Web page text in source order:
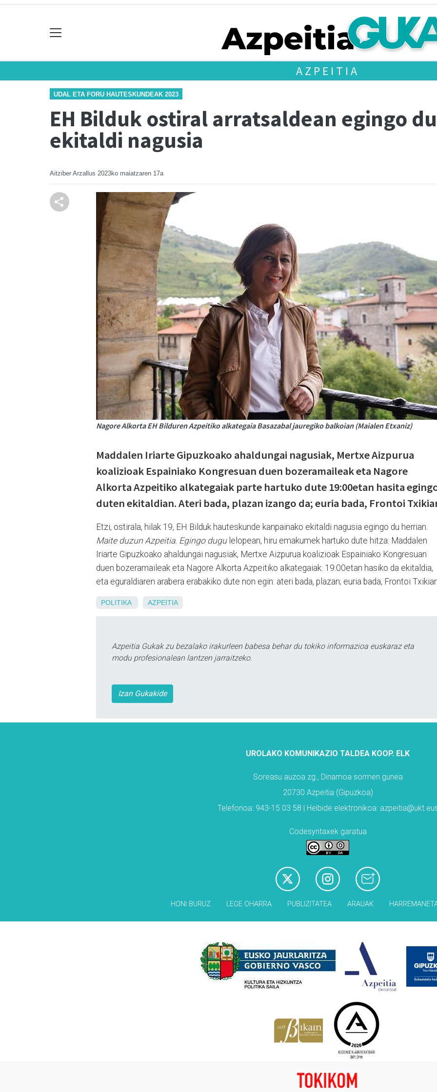
AZPEITIA
UDAL ETA FORU HAUTESKUNDEAK 2023
EH Bilduk ostiral arratsaldean egingo
ekitaldi nagusia
Aitziber Arzallus 2023ko maiatzaren 17a
Nagore Alkorta EH Bilduren Azpeitiko alkategaia Basazabal jauregiko balkoian (Maialen Etxaniz)
Maddalen Iriarte Gipuzkoako ahaldungai nagusiak, Mertxe Aizpurua
koalizioak Espainiako Kongresuan duen bozeramaileak eta Nagore
Alkorta Azpeitiko alkategaiak parte hartuko dute 19:00etan hasita
duten ekitaldian. Ateri bada, plazan izango da; euria bada, Frontoi
Etzi, ostirala, hilak 19, EH Bilduk hauteskunde kanpainako ekitaldi nagusia egingo du herrian.
Maite duzun Azpeitia. Egingo dugu lelopean, hiru emakumek hartuko dute hitza: Maddalen
Iriarte Gipuzkoako ahaldungai nagusiak, Mertxe Aizpurua koalizioak Espainiako Kongresuan
duen bozeramaileak eta Nagore Alkorta Azpeitiko alkategaiak. 19:00etan hasiko da ekitaldia,
eta eguraldiaren arabera erabakiko dute non egin: ateri bada, plazan; euria bada, Frontoi
POLITIKA AZPEITIA
Azpeitia Gukak zu bezalako irakurleen babesa behar du tokiko informazioa euskaraz eta
modu profesionalean lantzen jarraitzeko.
Izan Gukakide
UROLAKO KOMUNIKAZIO TALDEA KOOP. ELK
Soreasu auzoa zg., Dinamoa sormen gunea
20730 Azpeitia (Gipuzkoa)
Telefonoa: 943-15 03 58 | Helbide elektronikoa:
Codesyntaxek garatua
HONI BURUZ LEGE OHARRA PUBLIZITATEA ARAUAK